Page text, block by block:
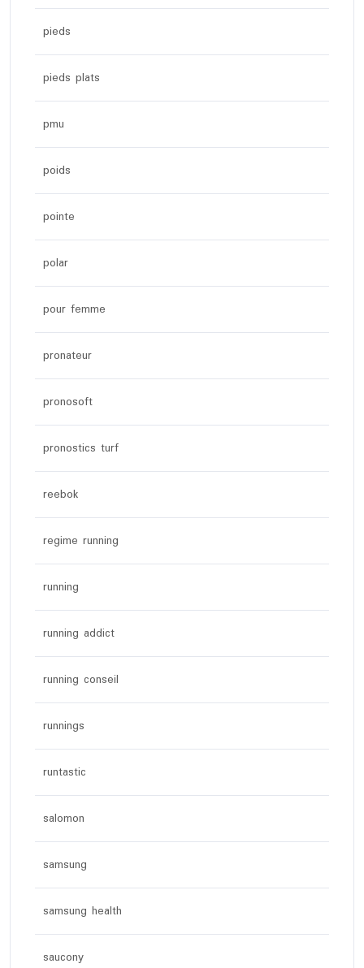
pieds
pieds plats
pmu
poids
pointe
polar
pour femme
pronateur
pronosoft
pronostics turf
reebok
regime running
running
running addict
running conseil
runnings
runtastic
salomon
samsung
samsung health
saucony